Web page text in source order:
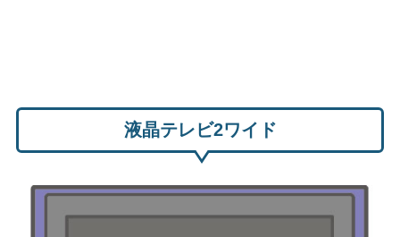
液晶テレビ2ワイド